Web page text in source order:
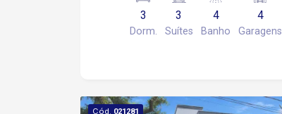
direito alto Cozinha com conceito
aberto, ilha, cooktop e coifa Lavabo
veículos Acabamento de primeira com
3
Dorm.
3
Suítes
4
Banho
4
Garagens
Cód. 021281